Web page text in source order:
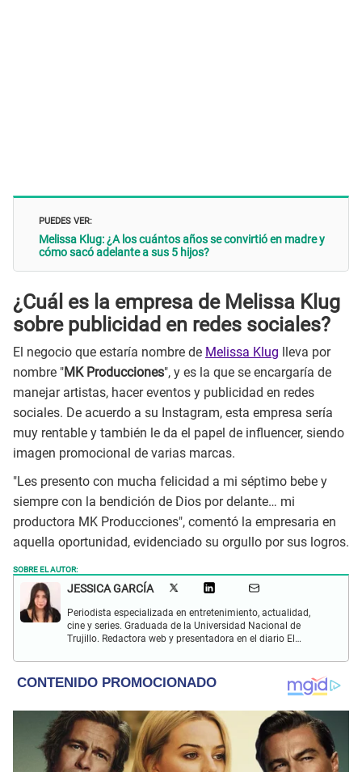
PUEDES VER:
Melissa Klug: ¿A los cuántos años se convirtió en madre y
cómo sacó adelante a sus 5 hijos?
¿Cuál es la empresa de Melissa Klug
sobre publicidad en redes sociales?
El negocio que estaría nombre de Melissa Klug lleva por
nombre "MK Producciones", y es la que se encargaría de
manejar artistas, hacer eventos y publicidad en redes
sociales. De acuerdo a su Instagram, esta empresa sería
muy rentable y también le da el papel de influencer, siendo
imagen promocional de varias marcas.
"Les presento con mucha felicidad a mi séptimo bebe y
siempre con la bendición de Dios por delante… mi
productora MK Producciones", comentó la empresaria en
aquella oportunidad, evidenciado su orgullo por sus logros.
SOBRE EL AUTOR:
JESSICA GARCÍA
Periodista especializada en entretenimiento, actualidad,
cine y series. Graduada de la Universidad Nacional de
Trujillo. Redactora web y presentadora en el diario El
sociales, nuevas tecnologías, así como la defensa de los
derechos humanos y animales.